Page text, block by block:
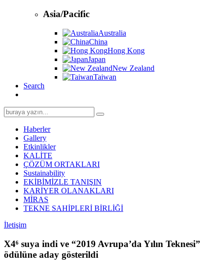
Asia/Pacific
Australia
China
Hong Kong
Japan
New Zealand
Taiwan
Search
Search
for:
Haberler
Gallery
Etkinlikler
KALİTE
ÇÖZÜM ORTAKLARI
Sustainability
EKİBİMİZLE TANIŞIN
KARİYER OLANAKLARI
MİRAS
TEKNE SAHİPLERİ BİRLİĞİ
İletişim
X4⁶ suya indi ve “2019 Avrupa’da Yılın Teknesi”
ödülüne aday gösterildi